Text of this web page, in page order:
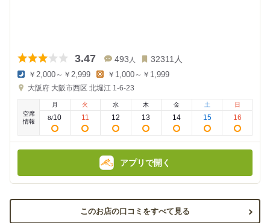
3.47 493 人 32311人
夜
の
額
￥2,000～￥2,999
昼
の
￥1,000～￥1,999
大阪府 大阪市西区 北堀江 1-6-23
空席
情報
月
8/10
火
11
水
12
木
13
金
14
土
15
日
16
アプリで開く
このお店の口コミをすべて見る